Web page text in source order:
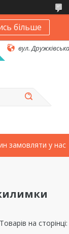
більше
вул.
замовляти у нас